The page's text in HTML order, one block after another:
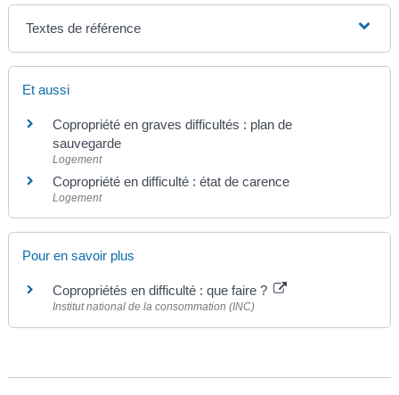
Textes de référence
Et aussi
Copropriété en graves difficultés : plan de
sauvegarde
Logement
Copropriété en difficulté : état de carence
Logement
Pour en savoir plus
Copropriétés en difficulté : que faire ?
Institut national de la consommation (INC)